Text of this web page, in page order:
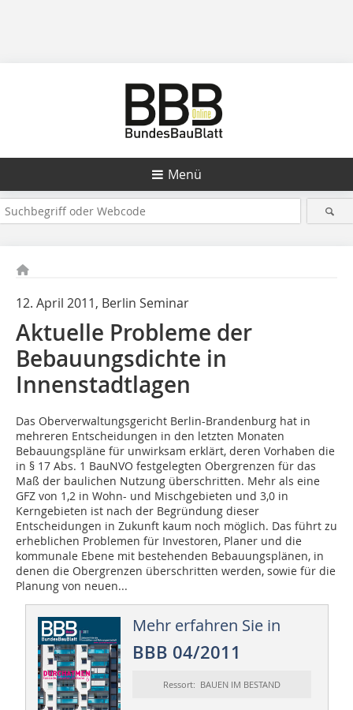
Menü
12. April 2011, Berlin Seminar
Aktuelle Probleme der
Bebauungsdichte in
Innenstadtlagen
Das Oberverwaltungsgericht Berlin-Brandenburg hat in
mehreren Entscheidungen in den letzten Monaten
Bebauungspläne für unwirksam erklärt, deren Vorhaben die
in § 17 Abs. 1 BauNVO festgelegten Obergrenzen für das
Maß der baulichen Nutzung überschritten. Mehr als eine
GFZ von 1,2 in Wohn- und Mischgebieten und 3,0 in
Kerngebieten ist nach der Begründung dieser
Entscheidungen in Zukunft kaum noch möglich. Das führt zu
erheblichen Problemen für Investoren, Planer und die
kommunale Ebene mit bestehenden Bebauungsplänen, in
denen die Obergrenzen überschritten werden, sowie für die
Planung von neuen...
Mehr erfahren Sie in
BBB 04/2011
Ressort: BAUEN IM BESTAND